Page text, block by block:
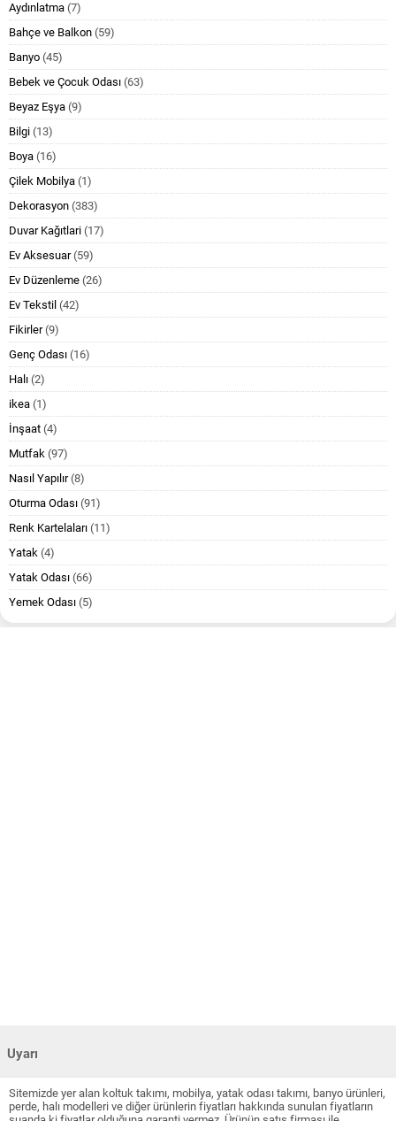
Aydınlatma (7)
Bahçe ve Balkon (59)
Banyo (45)
Bebek ve Çocuk Odası (63)
Beyaz Eşya (9)
Bilgi (13)
Boya (16)
Çilek Mobilya (1)
Dekorasyon (383)
Duvar Kağıtlari (17)
Ev Aksesuar(59)
Ev Düzenleme (26)
Ev Tekstil (42)
Fikirler(9)
Genç Odası (16)
Halı (2)
ikea (1)
İnşaat (4)
Mutfak (97)
Nasıl Yapılır(8)
Oturma Odası (91)
Renk Kartelaları (11)
Yatak (4)
Yatak Odası (66)
Yemek Odası (5)
Uyarı
Sitemizde yer alan koltuk takımı, mobilya, yatak odası takımı, banyo ürünleri,
perde, halı modelleri ve diğer ürünlerin fiyatları hakkında sunulan fiyatların